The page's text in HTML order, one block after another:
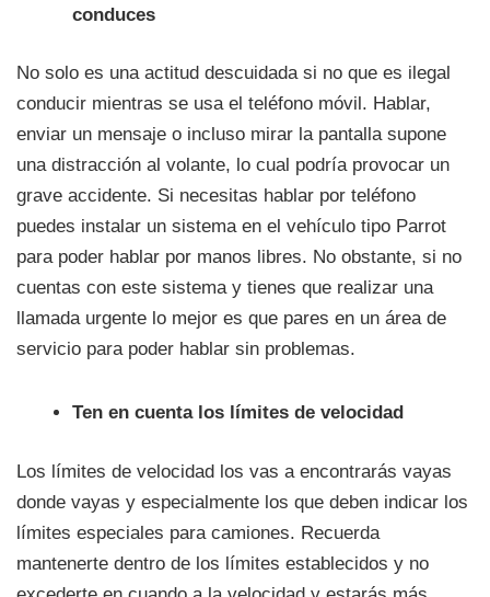
conduces
No solo es una actitud descuidada si no que es ilegal
conducir mientras se usa el teléfono móvil. Hablar,
enviar un mensaje o incluso mirar la pantalla supone
una distracción al volante, lo cual podría provocar un
grave accidente. Si necesitas hablar por teléfono
puedes instalar un sistema en el vehículo tipo Parrot
para poder hablar por manos libres. No obstante, si no
cuentas con este sistema y tienes que realizar una
llamada urgente lo mejor es que pares en un área de
servicio para poder hablar sin problemas.
Ten en cuenta los límites de velocidad
Los límites de velocidad los vas a encontrarás vayas
donde vayas y especialmente los que deben indicar los
límites especiales para camiones. Recuerda
mantenerte dentro de los límites establecidos y no